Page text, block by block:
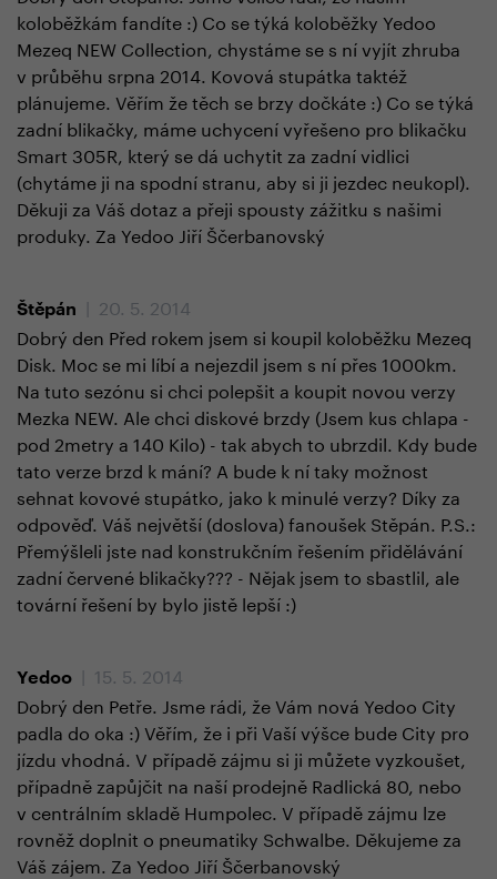
koloběžkám fandíte :) Co se týká koloběžky Yedoo
Mezeq NEW Collection, chystáme se s ní vyjít zhruba
v průběhu srpna 2014. Kovová stupátka taktéž
plánujeme. Věřím že těch se brzy dočkáte :) Co se týká
zadní blikačky, máme uchycení vyřešeno pro blikačku
Smart 305R, který se dá uchytit za zadní vidlici
(chytáme ji na spodní stranu, aby si ji jezdec neukopl).
Děkuji za Váš dotaz a přeji spousty zážitku s našimi
produky. Za Yedoo Jiří Ščerbanovský
Štěpán
| 20. 5. 2014
Dobrý den Před rokem jsem si koupil koloběžku Mezeq
Disk. Moc se mi líbí a nejezdil jsem s ní přes 1000km.
Na tuto sezónu si chci polepšit a koupit novou verzy
Mezka NEW. Ale chci diskové brzdy (Jsem kus chlapa -
pod 2metry a 140 Kilo) - tak abych to ubrzdil. Kdy bude
tato verze brzd k mání? A bude k ní taky možnost
sehnat kovové stupátko, jako k minulé verzy? Díky za
odpověď. Váš největší (doslova) fanoušek Stěpán. P.S.:
Přemýšleli jste nad konstrukčním řešením přidělávání
zadní červené blikačky??? - Nějak jsem to sbastlil, ale
tovární řešení by bylo jistě lepší :)
Yedoo
| 15. 5. 2014
Dobrý den Petře. Jsme rádi, že Vám nová Yedoo City
padla do oka :) Věřím, že i při Vaší výšce bude City pro
jízdu vhodná. V případě zájmu si ji můžete vyzkoušet,
případně zapůjčit na naší prodejně Radlická 80, nebo
v centrálním skladě Humpolec. V případě zájmu lze
rovněž doplnit o pneumatiky Schwalbe. Děkujeme za
Váš zájem. Za Yedoo Jiří Ščerbanovský